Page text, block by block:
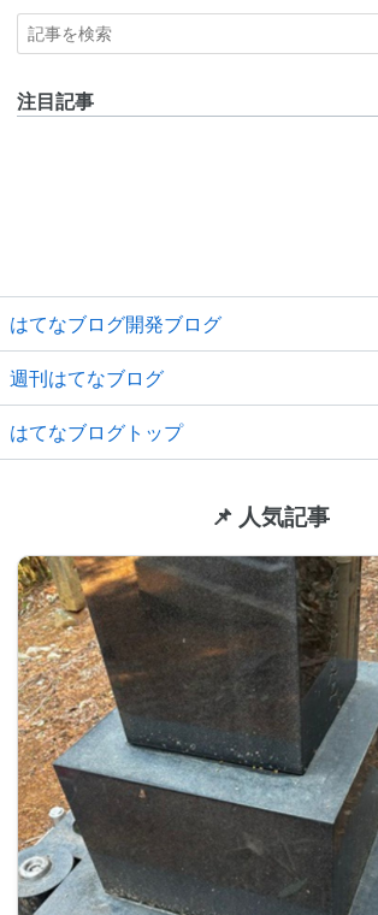
注目記事
はてなブログ開発ブログ
週刊はてなブログ
はてなブログトップ
📌 人気記事